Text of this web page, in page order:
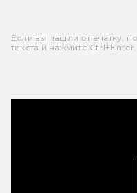
Если вы нашли опечатку,
текста и нажмите Ctrl+Enter.